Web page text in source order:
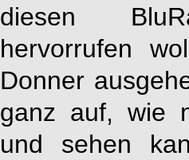
diesen
hervorrufen
Donner
ganz auf, wie
und sehen